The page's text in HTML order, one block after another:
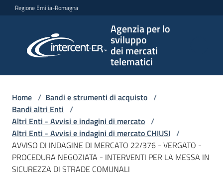
Vai al contenuto
Vai alla navigazione
Vai al footer
Regione Emilia-Romagna
Agenzia per lo
sviluppo
dei mercati
telematici
per lo
sviluppo
telematici
L'Agenzia
Home / Bandi e strumenti di acquisto /
Bandi altri Enti /
Altri Enti - Avvisi e indagini di mercato /
Altri Enti - Avvisi e indagini di mercato CHIUSI /
AVVISO DI INDAGINE DI MERCATO 22/376 - VERGATO -
PROCEDURA NEGOZIATA - INTERVENTI PER LA MESSA IN
SICUREZZA DI STRADE COMUNALI